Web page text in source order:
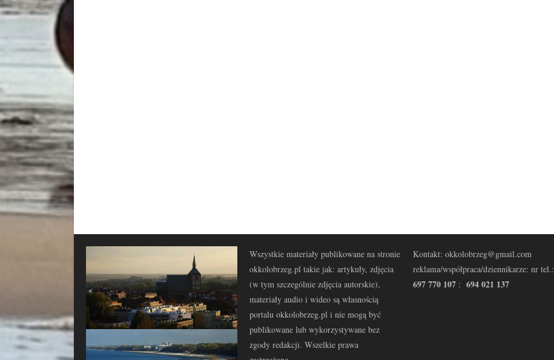
Wszystkie materiały publikowane na stronie
okkolobrzeg.pl takie jak: artykuły, zdjęcia
(w tym szczególnie zdjęcia autorskie),
materiały audio i wideo są własnością
portalu okkolobrzeg.pl i nie mogą być
publikowane lub wykorzystywane bez
zgody redakcji. Wszelkie prawa
Kontakt: okkolobrzeg@gmail.com
reklama/współpraca/dziennikarze: nr tel.:
697 770 107 : 694 021 137